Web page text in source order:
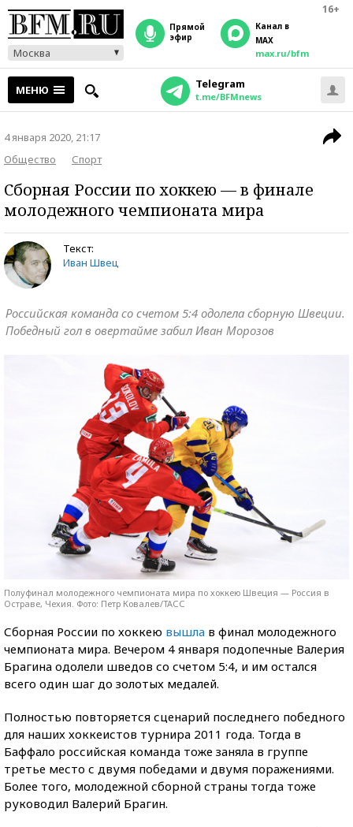
16+
Москва
прямой
эфир
Канал в
MAX
max.ru/bfm
МЕНЮ Telegram
t.me/BFMnews
4 января 2020, 21:17
Общество
Спорт
Сборная России по хоккею — в финале
молодежного чемпионата мира
Текст:
Иван Швец
Российская команда со счетом 5:4 одолела сборную Швеции.
Победный гол в овертайме забил Иван Морозов
Полуфинал молодежного чемпионата мира по хоккею Швеция — Россия в
Остраве, Чехия. Фото: Петр Ковалев/ТАСС
Сборная России по хоккею вышла в финал молодежного
чемпионата мира. Вечером 4 января подопечные Валерия
Брагина одолели шведов со счетом 5:4, и им остался
всего один шаг до золотых медалей.
Полностью повторяется сценарий последнего победного
для наших хоккеистов турнира 2011 года. Тогда в
Баффало российская команда тоже заняла в группе
третье место с двумя победами и двумя поражениями.
Более того, молодежной сборной страны тогда тоже
руководил Валерий Брагин.